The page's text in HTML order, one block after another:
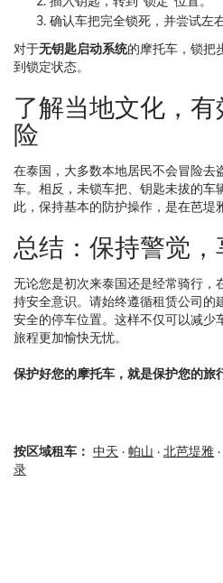
确认车把完全锁死，并尝试左
对于无钥匙启动系统的摩托车，锁把
到锁定状态。
了解当地文化，
险
在泰国，大多数本地居民不会冒险去
车。相反，未锁车把、钥匙未拔的车
此，保持基本的防护操作，是在芭堤
总结：保持警觉
无论您是初次来泰国还是经常骑行，
持安全意识。请始终遵循租赁公司的
安全的停车位置。这样不仅可以减少
旅程更加愉快无忧。
保护好您的摩托车，就是保护您的旅
按区域租车： 中天 · 帕山 · 北芭堤雅 ·
录